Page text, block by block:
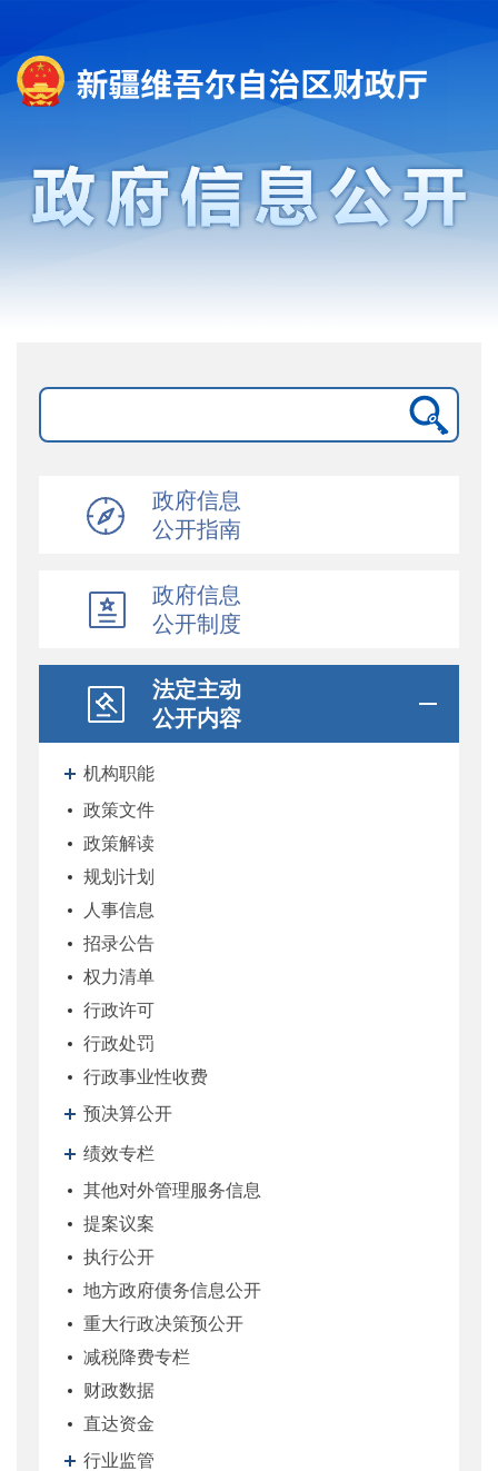
政府信息
公开指南
政府信息
公开制度
法定主动
公开内容
机构职能
政策文件
政策解读
规划计划
人事信息
招录公告
权力清单
行政许可
行政处罚
行政事业性收费
预决算公开
绩效专栏
其他对外管理服务信息
提案议案
执行公开
地方政府债务信息公开
重大行政决策预公开
减税降费专栏
财政数据
直达资金
行业监管